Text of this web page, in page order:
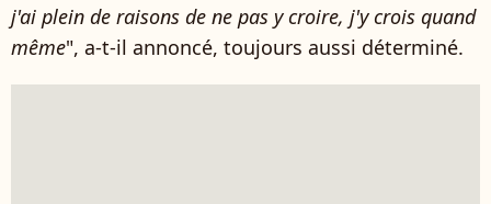
j'ai plein de raisons de ne pas y croire, j'y crois quand
même", a-t-il annoncé, toujours aussi déterminé.